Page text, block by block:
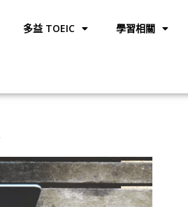
多益 TOEIC 學習相關